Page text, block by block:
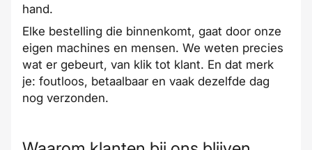
hand.
Elke bestelling die binnenkomt, gaat door onze
eigen machines en mensen. We weten precies
wat er gebeurt, van klik tot klant. En dat merk
je: foutloos, betaalbaar en vaak dezelfde dag
nog verzonden.